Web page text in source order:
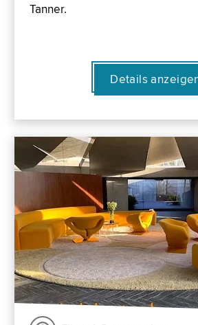
Tanner.
Details